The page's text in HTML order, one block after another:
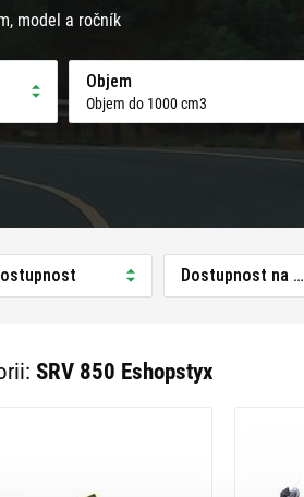
model a ročník
Objem
Objem do 1000 cm3
Dostupnost na
SRV 850 Eshopstyx